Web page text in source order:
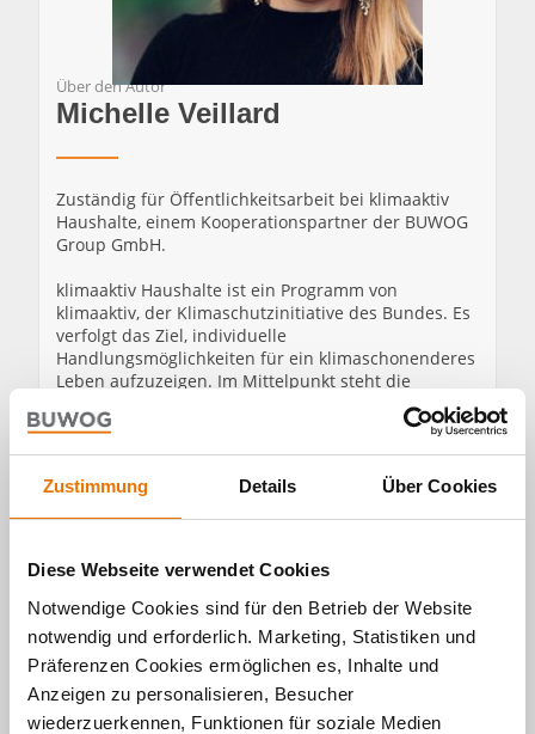
Zustimmung Details Über Cookies
Diese Webseite verwendet Cookies
Notwendige Cookies sind für den Betrieb der Website
notwendig und erforderlich. Marketing, Statistiken und
Präferenzen Cookies ermöglichen es, Inhalte und
Anzeigen zu personalisieren, Besucher
wiederzuerkennen, Funktionen für soziale Medien
Über den Autor
Michelle Veillard
Zuständig für Öffentlichkeitsarbeit bei klimaaktiv
Haushalte, einem Kooperationspartner der BUWOG
Group GmbH.
klimaaktiv Haushalte ist ein Programm von
klimaaktiv, der Klimaschutzinitiative des Bundes. Es
verfolgt das Ziel, individuelle
Handlungsmöglichkeiten für ein klimaschonenderes
Leben aufzuzeigen. Im Mittelpunkt steht die
praxisnahe Aufbereitung und Verbreitung von
Informationen, die gezielt auf die Bedürfnisse und
Schwerpunkte sind Energie- und Stromsparen, der
Ressourcenschonung sowie Tipps zur Anschaffung
Themen wie Gesundheit und Ernährung behandelt,
um den gesellschaftlichen Mehrwert von
Klimaschutz- und Anpassungsmaßnahmen für
Haushalte sichtbarer zu machen.